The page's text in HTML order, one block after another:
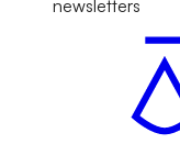
newsletters